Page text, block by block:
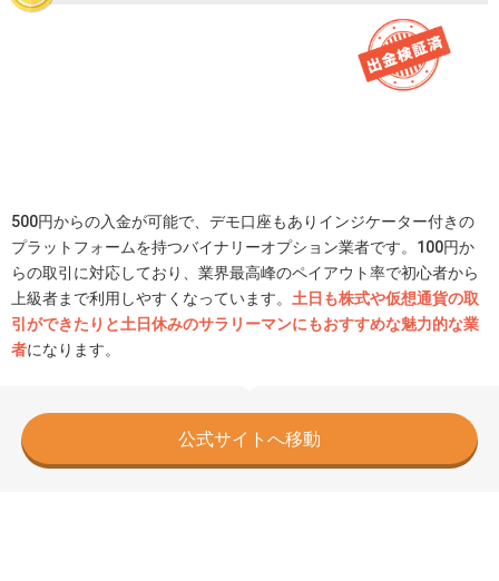
500円からの入金が可能で、デモ口座もありインジケーター付きの
プラットフォームを持つバイナリーオプション業者です。100円か
らの取引に対応しており、業界最高峰のペイアウト率で初心者から
上級者まで利用しやすくなっています。 土日も株式や仮想通貨の取
引ができたりと土日休みのサラリーマンにもおすすめな魅力的な業
者になります。
公式サイトへ移動